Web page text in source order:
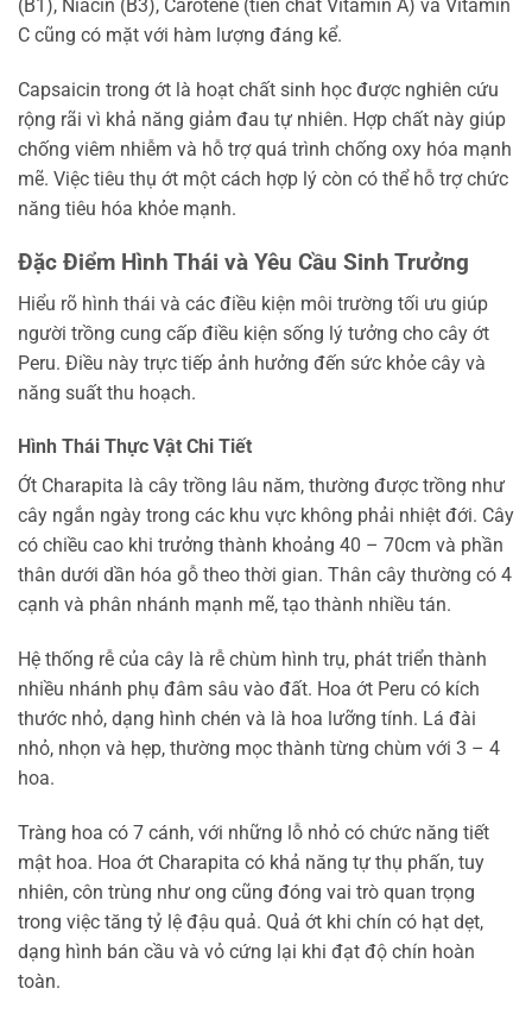
(B1), Niacin (B3), Carotene (tiền chất Vitamin A) và Vitamin
C cũng có mặt với hàm lượng đáng kể.
Capsaicin trong ớt là hoạt chất sinh học được nghiên cứu
rộng rãi vì khả năng giảm đau tự nhiên. Hợp chất này giúp
chống viêm nhiễm và hỗ trợ quá trình chống oxy hóa mạnh
mẽ. Việc tiêu thụ ớt một cách hợp lý còn có thể hỗ trợ chức
năng tiêu hóa khỏe mạnh.
Đặc Điểm Hình Thái và Yêu Cầu Sinh Trưởng
Hiểu rõ hình thái và các điều kiện môi trường tối ưu giúp
người trồng cung cấp điều kiện sống lý tưởng cho cây ớt
Peru. Điều này trực tiếp ảnh hưởng đến sức khỏe cây và
năng suất thu hoạch.
Hình Thái Thực Vật Chi Tiết
Ớt Charapita là cây trồng lâu năm, thường được trồng như
cây ngắn ngày trong các khu vực không phải nhiệt đới. Cây
có chiều cao khi trưởng thành khoảng 40 – 70cm và phần
thân dưới dần hóa gỗ theo thời gian. Thân cây thường có 4
cạnh và phân nhánh mạnh mẽ, tạo thành nhiều tán.
Hệ thống rễ của cây là rễ chùm hình trụ, phát triển thành
nhiều nhánh phụ đâm sâu vào đất. Hoa ớt Peru có kích
thước nhỏ, dạng hình chén và là hoa lưỡng tính. Lá đài
nhỏ, nhọn và hẹp, thường mọc thành từng chùm với 3 – 4
hoa.
Tràng hoa có 7 cánh, với những lỗ nhỏ có chức năng tiết
mật hoa. Hoa ớt Charapita có khả năng tự thụ phấn, tuy
nhiên, côn trùng như ong cũng đóng vai trò quan trọng
trong việc tăng tỷ lệ đậu quả. Quả ớt khi chín có hạt dẹt,
dạng hình bán cầu và vỏ cứng lại khi đạt độ chín hoàn
toàn.